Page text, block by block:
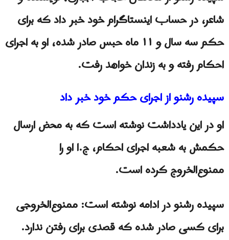
شاعر، در حساب اینستاگرام خود خبر داد که برای
حکم سه سال و ۱۱ ماه حبس صادر شده، او به اجرای
احکام رفته و به زندان خواهد رفت.
سپیده رشنو از اجرای حکم خود خبر داد
او در این یادداشت نوشته است که به محض ارسال
حکمش به شعبه اجرای احکام، ج.ا او را
ممنوع‌الخروج کرده است.
سپیده رشنو در ادامه نوشته است: ممنوع‌الخروجی
برای کسی صادر شده که قصدی برای رفتن ندارد.